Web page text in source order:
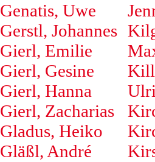
Genatis, Uwe
Gerstl, Johannes
Gierl, Emilie
Gierl, Gesine
Gierl, Hanna
Gierl, Zacharias
Gladus, Heiko
Gläßl, André